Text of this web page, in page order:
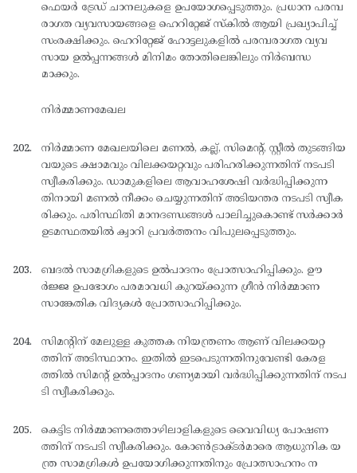
ഫെയര്‍ ട്രേഡ് ചാനലുകളെ ഉപയോഗപ്പെടുത്തും. പ്രധാന പരമ്പ
രാഗത വ്യവസായങ്ങളെ ഹെറിറ്റേജ് സ്കില്‍ ആയി പ്രഖ്യാപിച്ച്
സംരക്ഷിക്കും. ഹെറിറ്റേജ് ഹോട്ടലുകളില്‍ പരമ്പരാഗത വ്യവ
സായ ഉല്‍പ്പന്നങ്ങള്‍ മിനിമം തോതിലെങ്കിലും നിര്‍ബന്ധ
മാക്കും.
നിര്‍മ്മാണമേഖല
നിര്‍മ്മാണ മേഖലയിലെ മണല്‍, കല്ല്, സിമെന്റ്, സ്റ്റീല്‍ തുടങ്ങിയ
വയുടെ ക്ഷാമവും വിലക്കയറ്റവും പരിഹരിക്കുന്നതിന് നടപടി
സ്വീകരിക്കും. ഡാമുകളിലെ ആവാഹശേഷി വര്‍ദ്ധിപ്പിക്കുന്ന
തിനായി മണല്‍ നീക്കം ചെയ്യുന്നതിന് അടിയന്തര നടപടി സ്വീക
രിക്കും. പരിസ്ഥിതി മാനദണ്ഡങ്ങള്‍ പാലിച്ചുകൊണ്ട് സര്‍ക്കാര്‍
ഉടമസ്ഥതയില്‍ ക്വാറി പ്രവര്‍ത്തനം വിപുലപ്പെടുത്തും.
ബദല്‍ സാമഗ്രികളുടെ ഉല്‍പാദനം പ്രോത്സാഹിപ്പിക്കും. ഊ
ര്‍ജ്ജ ഉപഭോഗം പരമാവധി കുറയ്ക്കുന്ന ഗ്രീന്‍ നിര്‍മ്മാണ
സാങ്കേതിക വിദ്യകള്‍ പ്രോത്സാഹിപ്പിക്കും.
സിമന്റിന് മേലുള്ള കുത്തക നിയന്ത്രണം ആണ് വിലക്കയറ്റ
ത്തിന് അടിസ്ഥാനം. ഇതില്‍ ഇടപെടുന്നതിനുവേണ്ടി കേരള
ത്തില്‍ സിമന്റ് ഉല്‍പ്പാദനം ഗണ്യമായി വര്‍ദ്ധിപ്പിക്കുന്നതിന് നടപ
ടി സ്വീകരിക്കും.
കെട്ടിട നിര്‍മ്മാണത്തൊഴിലാളികളുടെ വൈവിധ്യ പോഷണ
ത്തിന് നടപടി സ്വീകരിക്കും. കോണ്‍ട്രാക്ടര്‍മാരെ ആധുനിക യ
ന്ത്ര സാമഗ്രികള്‍ ഉപയോഗിക്കുന്നതിനും പ്രോത്സാഹനം ന